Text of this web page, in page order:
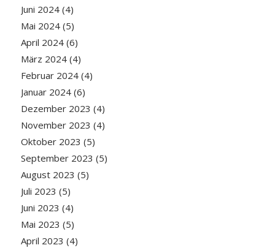
Juni 2024(4)
Mai 2024(5)
April 2024(6)
März 2024(4)
Februar 2024(4)
Januar 2024(6)
Dezember 2023 (4)
November 2023 (4)
Oktober 2023 (5)
September 2023 (5)
August 2023 (5)
Juli 2023 (5)
Juni 2023 (4)
Mai 2023 (5)
April 2023 (4)